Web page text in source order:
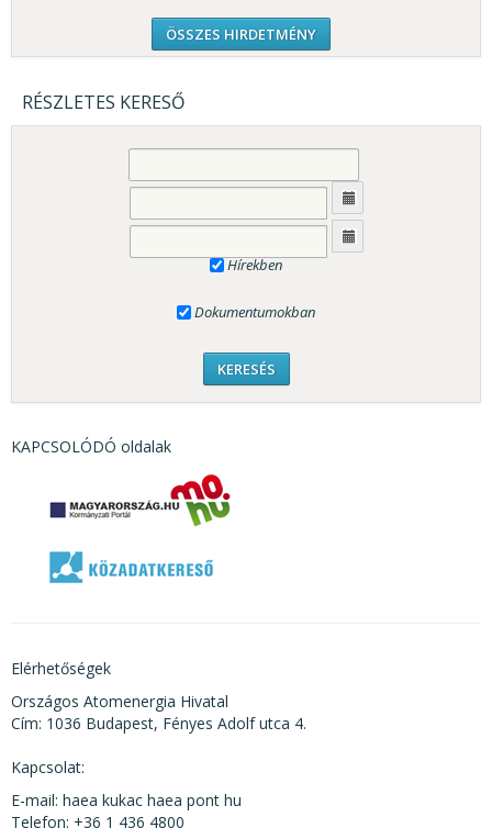
ÖSSZES HIRDETMÉNY
RÉSZLETES KERESŐ
Hírekben
Dokumentumokban
KAPCSOLÓDÓ oldalak
Elérhetőségek
Országos Atomenergia Hivatal
Cím: 1036 Budapest, Fényes Adolf utca 4.
Kapcsolat:
E-mail: haea kukac haea pont hu
Telefon: +36 1 436 4800